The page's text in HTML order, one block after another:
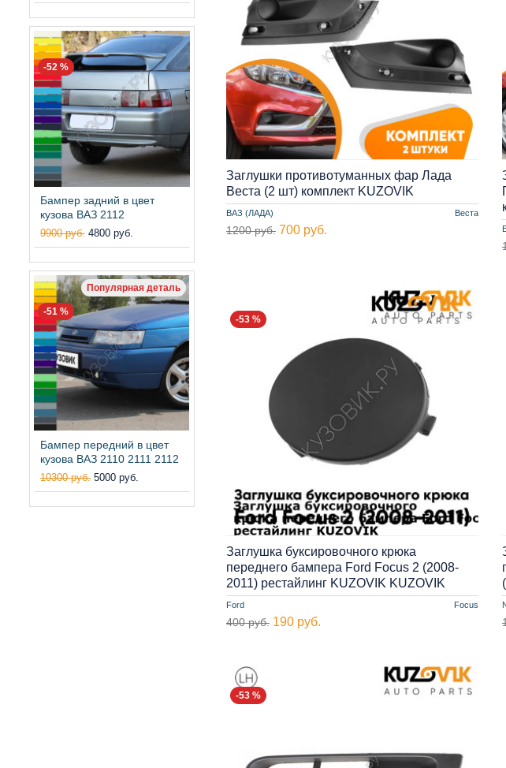
-52 %
Бампер задний в цвет
кузова ВАЗ 2112
9900 руб. 4800 руб.
Популярная деталь
-51 %
Бампер передний в цвет
кузова ВАЗ 2110 2111 2112
10300 руб. 5000 руб.
ВАЗ (ЛАДА) Веста
Заглушки противотуманных фар Лада
Веста (2 шт) комплект KUZOVIK
1200 руб. 700 руб.
-53 %
Ford Focus
Заглушка буксировочного крюка
переднего бампера Ford Focus 2 (2008-
2011) рестайлинг KUZOVIK KUZOVIK
400 руб. 190 руб.
-53 %